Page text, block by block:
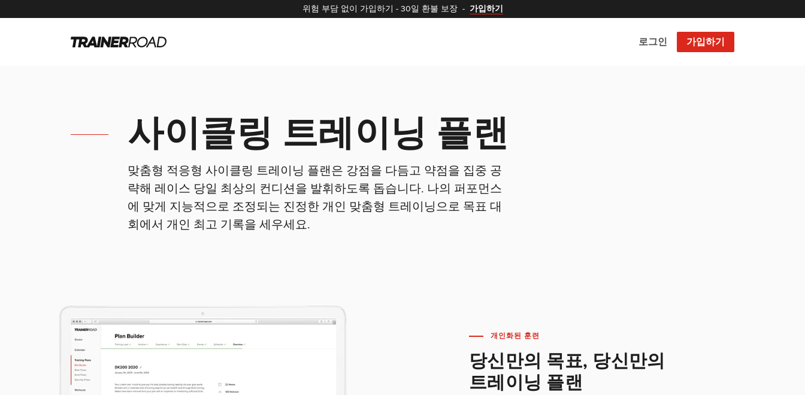
위험 부담 없이 가입하기 - 30일 환불 보장 - 가입하기
로그인 가입하기
사이클링 트레이닝 플랜
맞춤형 적응형 사이클링 트레이닝 플랜은 강점을 다듬고 약점을 집중 공
략해 레이스 당일 최상의 컨디션을 발휘하도록 돕습니다. 나의 퍼포먼스
에 맞게 지능적으로 조정되는 진정한 개인 맞춤형 트레이닝으로 목표 대
회에서 개인 최고 기록을 세우세요.
개인화된 훈련
당신만의 목표, 당신만의
트레이닝 플랜